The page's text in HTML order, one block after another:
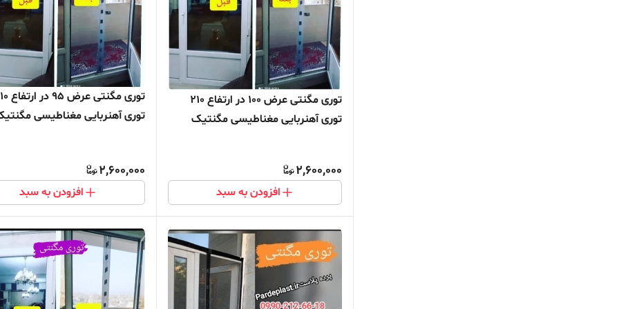
توری مگنتی عرض 100 در ارتفاع 210
توری آهنربایی مغناطیسی مگنتیک
2,600,000
افزودن به سبد
توری مگنتی
توری آهنربایی مغناطیسی
2,600,000
افزودن به سبد